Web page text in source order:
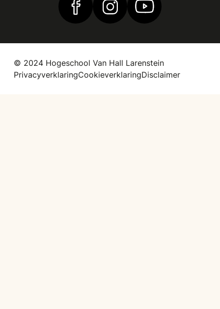
Vind ons op Facebook
Vind ons op Instagram
Vind ons op
© 2024 Hogeschool Van Hall Larenstein
PrivacyverklaringCookieverklaringDisclaimer